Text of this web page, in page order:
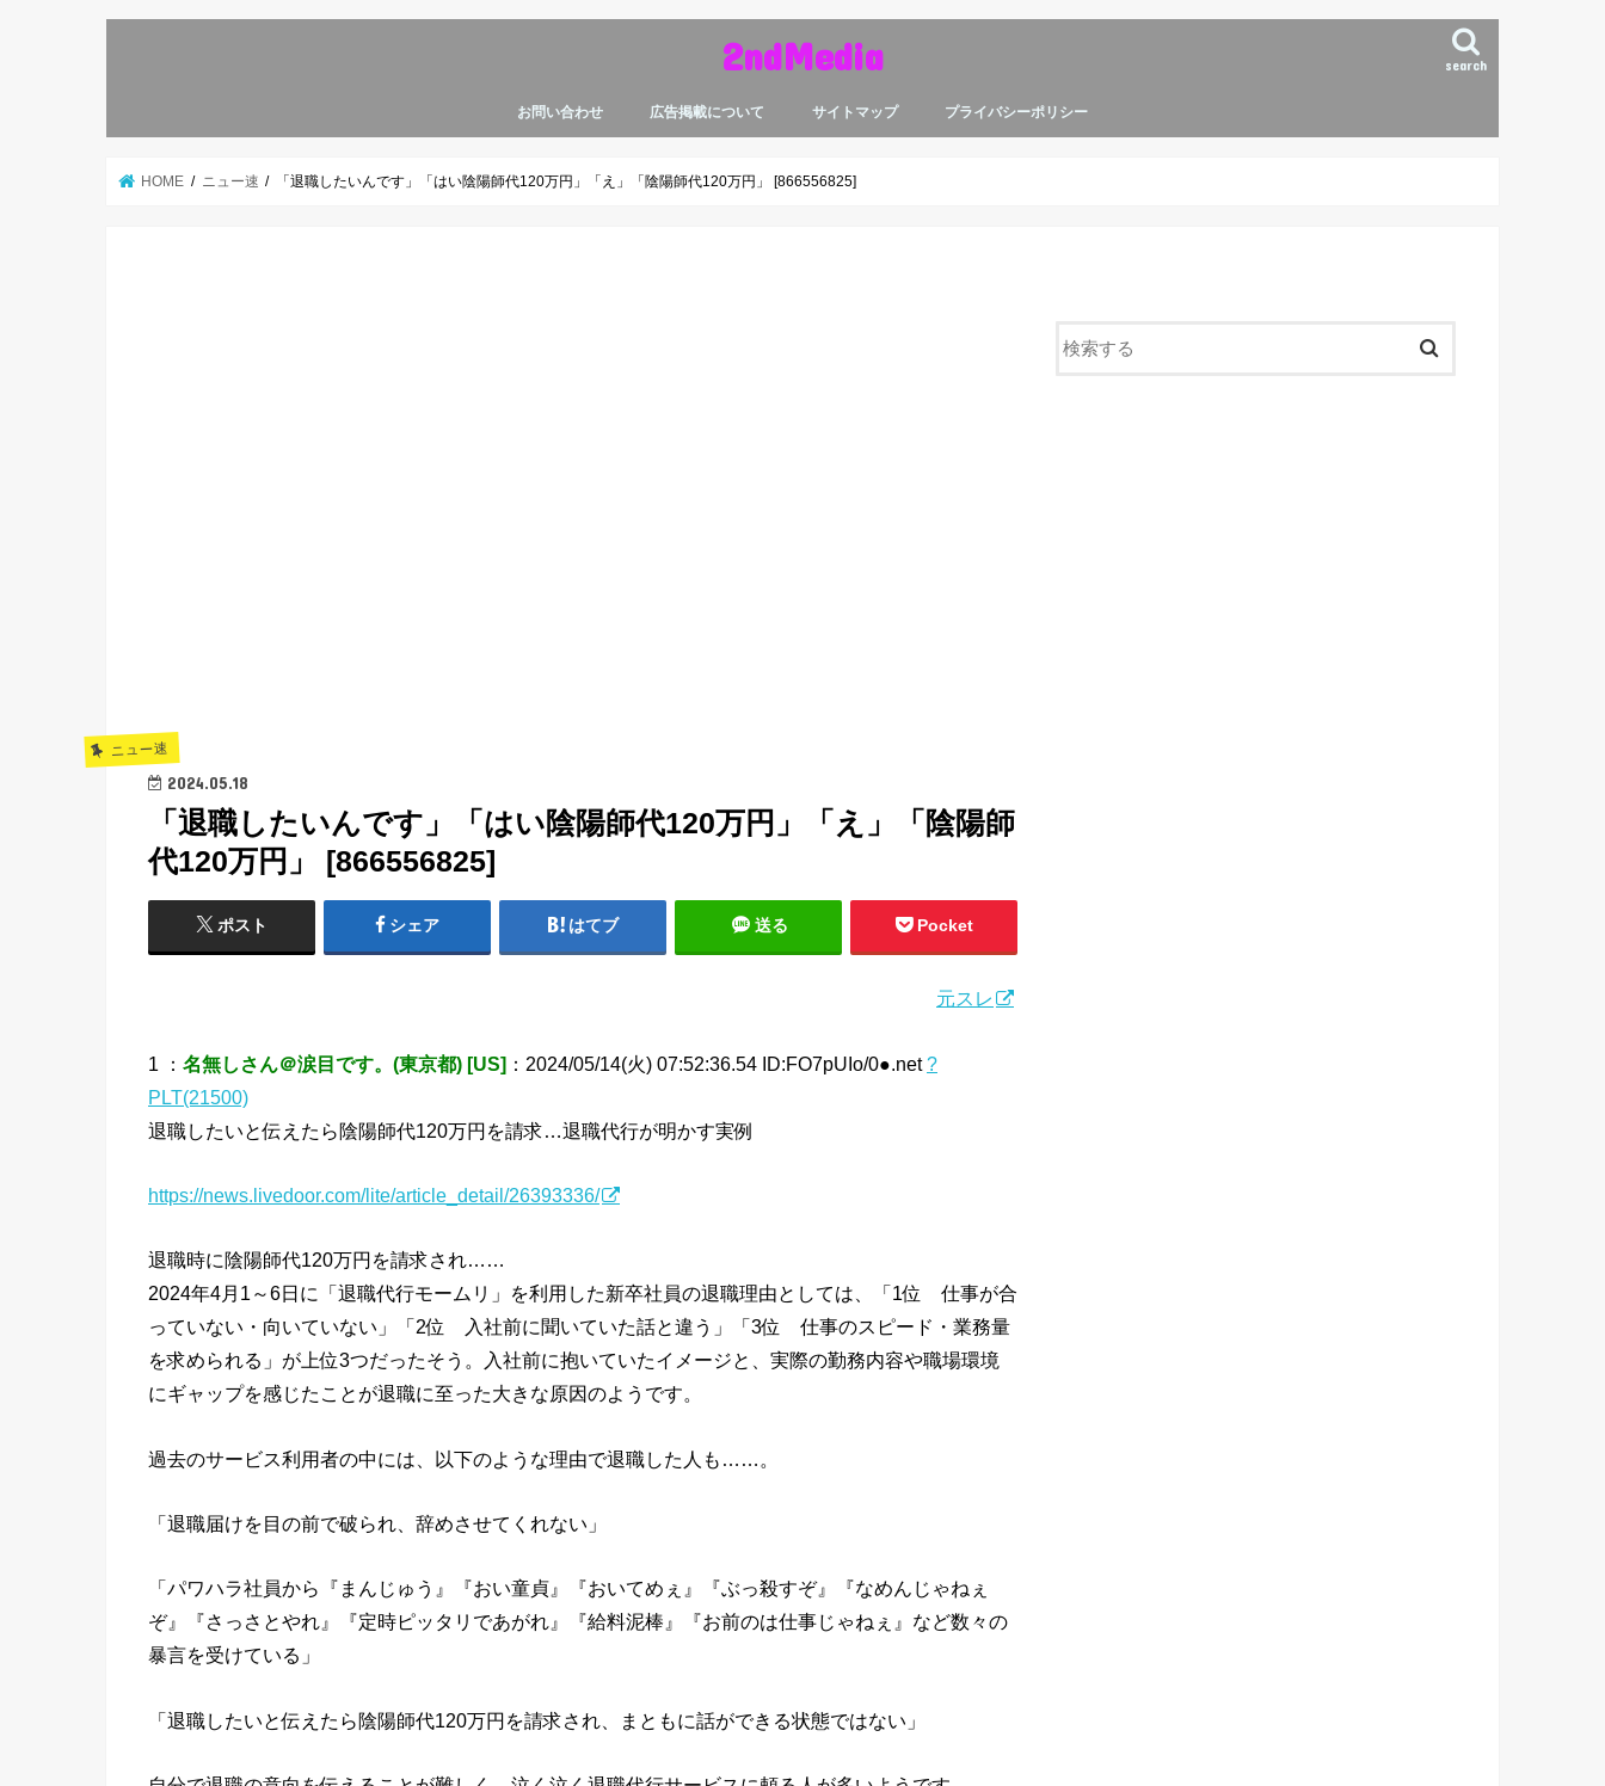
2ndMedia search
お問い合わせ 広告掲載について サイトマップ プライバシーポリシー
HOME ニュー速 「退職したいんです」「はい陰陽師代120万円」「え」「陰陽師代120万円」 [866556825]
ニュー速
2024.05.18
「退職したいんです」「はい陰陽師代120万円」「え」「陰陽師
代120万円」 [866556825]
ポスト シェア はてブ 送る Pocket
元スレ
1 ： 名無しさん＠涙目です。(東京都) [US] ：2024/05/14(火) 07:52:36.54 ID:FO7pUIo/0●.net?
PLT(21500)
退職したいと伝えたら陰陽師代120万円を請求…退職代行が明かす実例
https://news.livedoor.com/lite/article_detail/26393336/
退職時に陰陽師代120万円を請求され……
2024年4月1～6日に「退職代行モームリ」を利用した新卒社員の退職理由としては、「1位 仕事が合
っていない・向いていない」「2位 入社前に聞いていた話と違う」「3位 仕事のスピード・業務量
を求められる」が上位3つだったそう。入社前に抱いていたイメージと、実際の勤務内容や職場環境
にギャップを感じたことが退職に至った大きな原因のようです。
過去のサービス利用者の中には、以下のような理由で退職した人も……。
「退職届けを目の前で破られ、辞めさせてくれない」
「パワハラ社員から『まんじゅう』『おい童貞』『おいてめぇ』『ぶっ殺すぞ』『なめんじゃねぇ
ぞ』『さっさとやれ』『定時ピッタリであがれ』『給料泥棒』『お前のは仕事じゃねぇ』など数々の
暴言を受けている」
「退職したいと伝えたら陰陽師代120万円を請求され、まともに話ができる状態ではない」